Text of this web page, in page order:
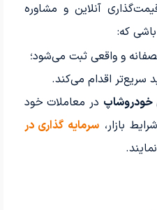
آنلاین و مشاوره
که:
و واقعی ثبت می‌شود؛
سریع‌تر اقدام می‌کند.
خودروشاپ در معاملات خود
بازار، سرمایه‌ گذاری در